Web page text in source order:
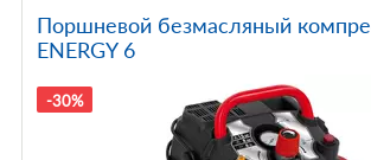
Поршневой безмасляный
ENERGY 6
-30%